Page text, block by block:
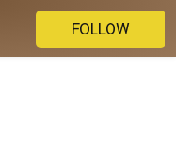
FOLLOW